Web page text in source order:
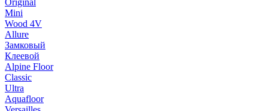
Original
Mini
Wood 4V
Allure
Замковый
Клеевой
Alpine Floor
Classic
Ultra
Aquafloor